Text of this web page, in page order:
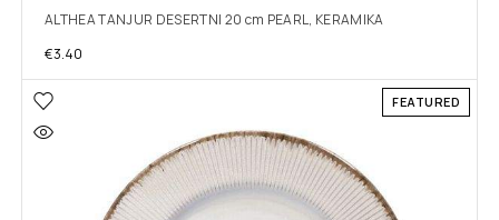
ALTHEA TANJUR DESERTNI 20 cm PEARL, KERAMIKA
€3.40
FEATURED